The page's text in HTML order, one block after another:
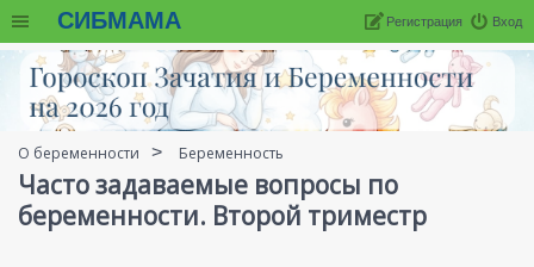
СИБМАМА Вход
Регистрация
О беременности Беременность
Часто задаваемые вопросы по
беременности. Второй триместр